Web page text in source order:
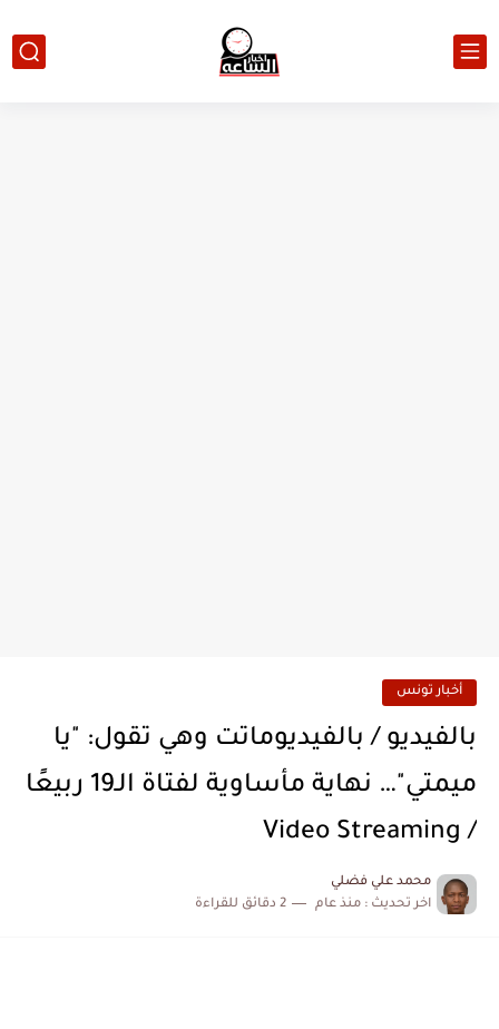
أخبار تونس
بالفيديو / بالفيديوماتت وهي تقول: "يا
ميمتي"… نهاية مأساوية لفتاة الـ19 ربيعًا
/ Video Streaming
محمد علي فضلي
اخر تحديث : منذ عام 2 دقائق للقراءة